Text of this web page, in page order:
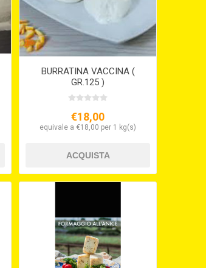
BURRATINA VACCINA (
GR.125 )
€18,00
equivale a €18,00 per 1 kg(s)